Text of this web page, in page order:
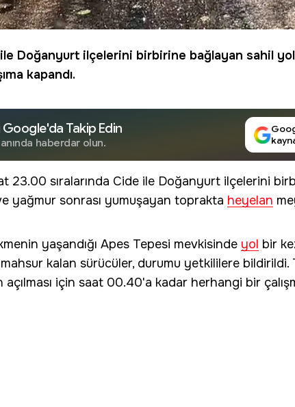
Doğanyurt ilçelerini birbirine bağlayan sahil
kapandı.
Takip Edin
haberdar olun.
23.00 sıralarında Cide ile Doğanyurt ilçelerini
yağmur sonrası yumuşayan toprakta heyelan
yaşandığı Apes Tepesi mevkisinde yol bir
kalan sürücüler, durumu yetkililere bildirildi.
için saat 00.40'a kadar herhangi bir